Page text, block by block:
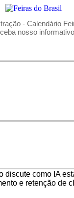
- Calendário
nosso informativo